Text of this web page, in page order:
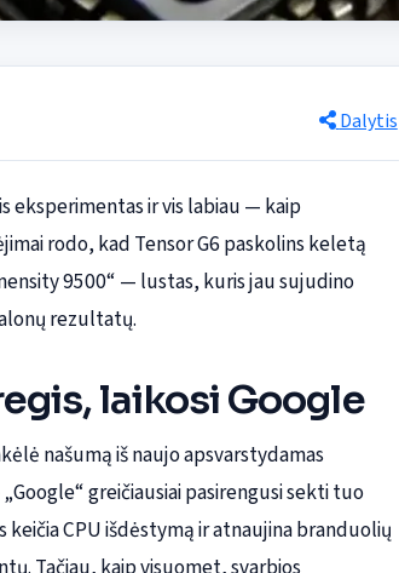
Dalytis
eksperimentas ir vis labiau — kaip
rodo, kad Tensor G6 paskolins keletą
9500“ — lustas, kuris jau sujudino
rezultatų.
laikosi Google
našumą iš naujo apsvarstydamas
greičiausiai pasirengusi sekti tuo
CPU išdėstymą ir atnaujina branduolių